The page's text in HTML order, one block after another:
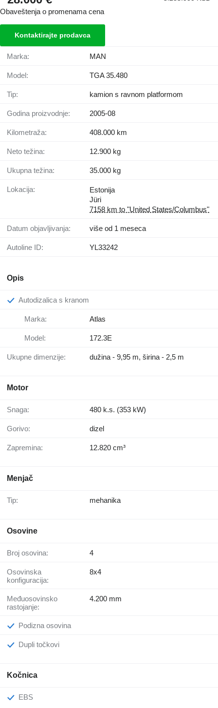
Obaveštenja o promenama cena
Kontaktirajte prodavca
Marka: MAN
Model: TGA 35.480
Tip: kamion s ravnom platformom
Godina proizvodnje: 2005-08
Kilometraža: 408.000 km
Neto težina: 12.900 kg
Ukupna težina: 35.000 kg
Lokacija:
Estonija
Jüri
7158 km to "United States/Columbus"
Datum objavljivanja: više od 1 meseca
Autoline ID: YL33242
Opis
Autodizalica s kranom
Marka: Atlas
Model: 172.3E
Ukupne dimenzije: dužina - 9,95 m, širina - 2,5 m
Motor
Snaga: 480 k.s. (353 kW)
Gorivo: dizel
Zapremina: 12.820 cm³
Menjač
Tip: mehanika
Osovine
Broj osovina: 4
Osovinska
konfiguracija:
8x4
Međuosovinsko
rastojanje:
4.200 mm
Podizna osovina
Dupli točkovi
Kočnica
EBS